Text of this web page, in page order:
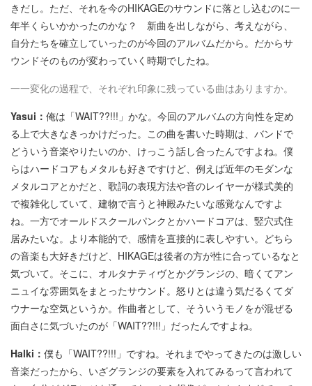
きだし。ただ、それを今のHIKAGEのサウンドに落とし込むのに一
年半くらいかかったのかな？ 新曲を出しながら、考えながら、
自分たちを確立していったのが今回のアルバムだから。だからサ
ウンドそのものが変わっていく時期でしたね。
一一変化の過程で、それぞれ印象に残っている曲はありますか。
Yasui： 俺は「WAIT??!!!」かな。今回のアルバムの方向性を定め
る上で大きなきっかけだった。この曲を書いた時期は、バンドで
どういう音楽やりたいのか、けっこう話し合ったんですよね。僕
らはハードコアもメタルも好きですけど、例えば近年のモダンな
メタルコアとかだと、歌詞の表現方法や音のレイヤーが様式美的
で複雑化していて、建物で言うと神殿みたいな感覚なんですよ
ね。一方でオールドスクールパンクとかハードコアは、竪穴式住
居みたいな。より本能的で、感情を直接的に表しやすい。どちら
の音楽も大好きだけど、HIKAGEは後者の方が性に合っているなと
気づいて。そこに、オルタナティヴとかグランジの、暗くてアン
ニュイな雰囲気をまとったサウンド。怒りとは違う気だるくてダ
ウナーな空気というか。作曲者として、そういうモノをが混ぜる
面白さに気づいたのが「WAIT??!!!」だったんですよね。
Halki： 僕も「WAIT??!!!」ですね。それまでやってきたのは激しい
音楽だったから、いざグランジの要素を入れてみるって言われて